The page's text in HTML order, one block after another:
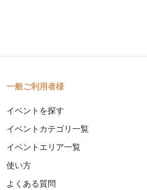
一般ご利用者様
イベントを探す
イベントカテゴリ一覧
イベントエリア一覧
使い方
よくある質問